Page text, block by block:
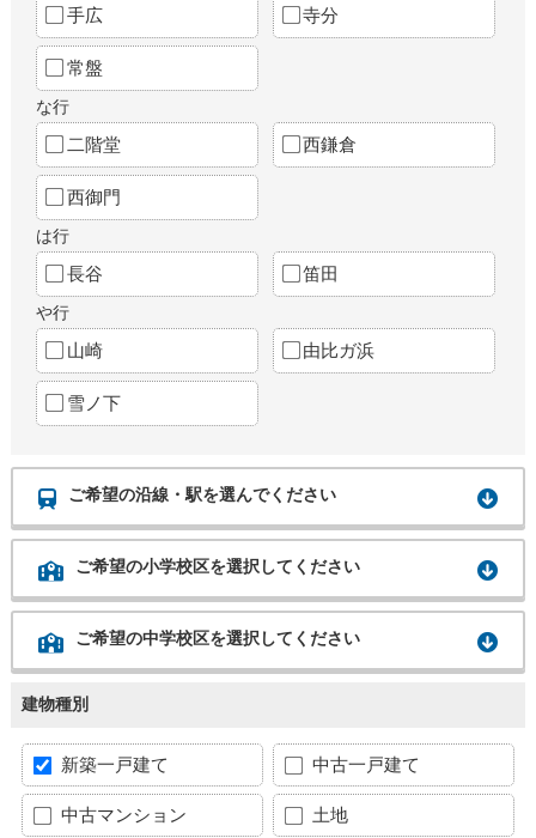
手広 寺分
常盤
な行
二階堂 西鎌倉
西御門
は行
長谷 笛田
や行
山崎 由比ガ浜
雪ノ下
ご希望の沿線・駅を選んでください
ご希望の小学校区を選択してください
ご希望の中学校区を選択してください
建物種別
新築一戸建て 中古一戸建て
中古マンション 土地